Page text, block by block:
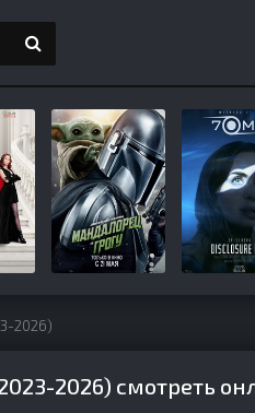
2026)
2026) смотреть